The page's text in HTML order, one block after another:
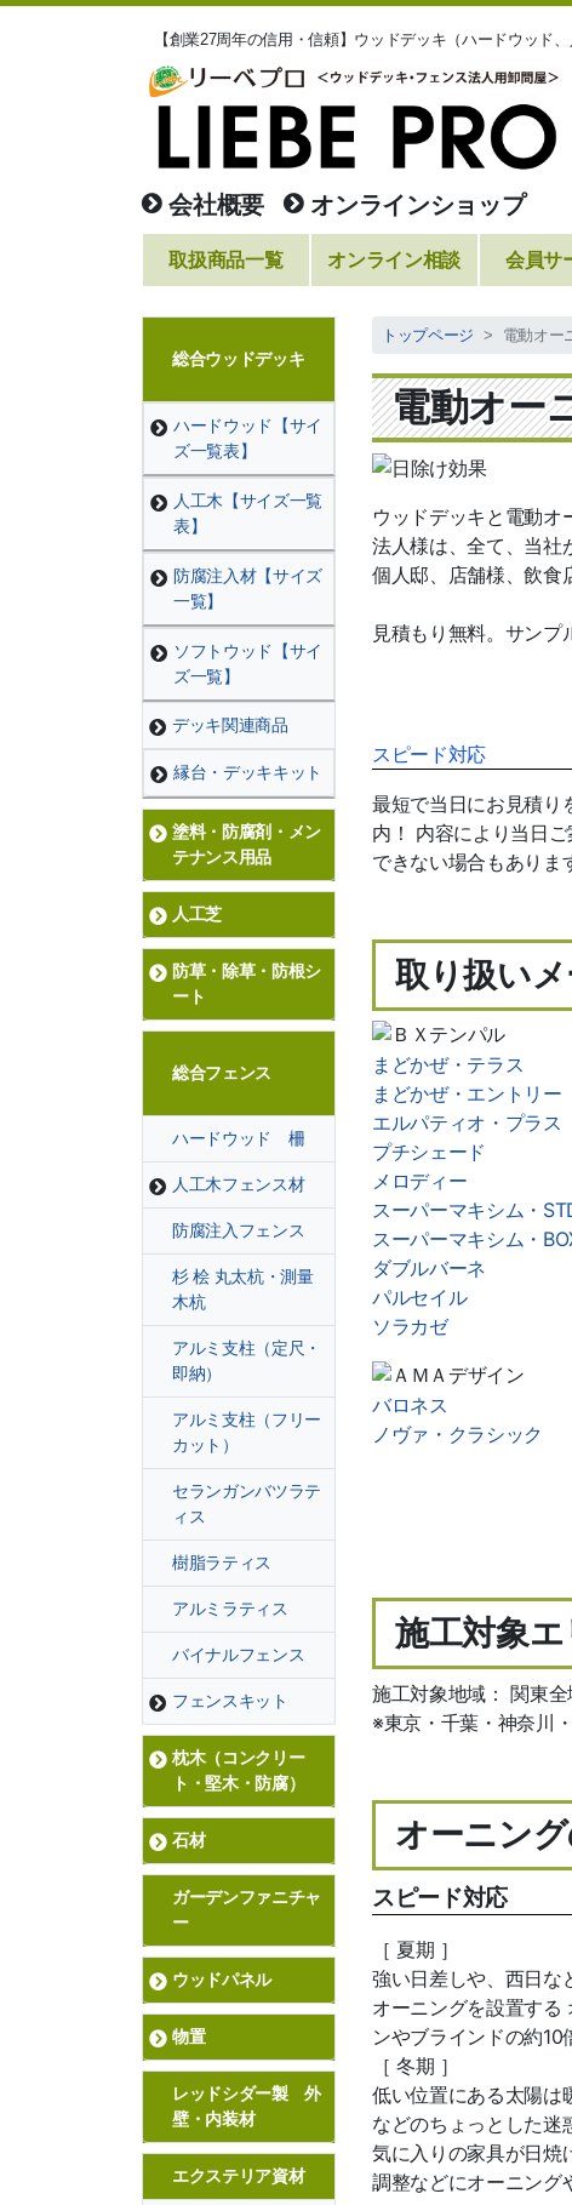
【創業27周年の信用・信頼】ウッドデッキ（ハードウッド
会社概要 オンラインショップ
取扱商品一覧 オンライン相談 会員サ
総合ウッドデッキ
ハードウッド【サイ
ズ一覧表】
人工木【サイズ一覧
表】
防腐注入材【サイズ
一覧】
ソフトウッド【サイ
ズ一覧】
デッキ関連商品
縁台・デッキキット
塗料・防腐剤・メン
テナンス用品
人工芝
防草・除草・防根シ
ート
総合フェンス
ハードウッド 柵
人工木フェンス材
防腐注入フェンス
杉 桧 丸太杭・測量
木杭
アルミ支柱（定尺・
即納）
アルミ支柱（フリー
カット）
セランガンバツラテ
ィス
樹脂ラティス
アルミラティス
バイナルフェンス
フェンスキット
枕木（コンクリー
ト・堅木・防腐）
石材
ガーデンファニチャ
ー
ウッドパネル
物置
レッドシダー製 外
壁・内装材
エクステリア資材
トップページ 電動オー
電動オー
ウッドデッキと電動オ
法人様は、全て、当社
個人邸、店舗様、飲食
見積もり無料。サンプ
スピード対応
最短で当日にお見積り
内！ 内容により当日
できない場合もありま
取り扱い
まどかぜ・テラス
まどかぜ・エントリー
エルパティオ・プラス
プチシェード
メロディー
スーパーマキシム・
スーパーマキシム・
ダブルバーネ
パルセイル
ソラカゼ
バロネス
ノヴァ・クラシック
施工対象
施工対象地域： 関東
※東京・千葉・神奈川
オーニン
スピード対応
［ 夏期 ］
強い日差しや、西日な
オーニングを設置する
ンやブラインドの約10
［ 冬期 ］
低い位置にある太陽は
などのちょっとした迷
気に入りの家具が日焼
調整などにオーニング